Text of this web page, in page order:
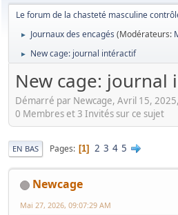
Le forum de la chasteté masculine
► Journaux des encagés (Modérateurs:
► New cage: journal intéractif
New cage: journal
Démarré par Newcage, Avril 15,
0 Membres et 3 Invités sur ce sujet
EN BAS Pages 1 2 3 4 5
Newcage
Mai 27, 2026, 09:07:29 AM